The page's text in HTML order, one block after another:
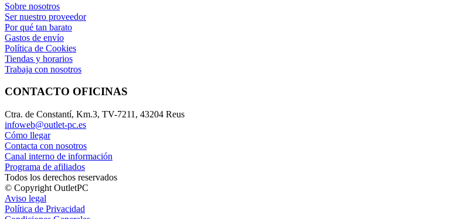
Sobre nosotros
Ser nuestro proveedor
Por qué tan barato
Gastos de envío
Política de Cookies
Tiendas y horarios
Trabaja con nosotros
CONTACTO OFICINAS
Ctra. de Constantí, Km.3, TV-7211, 43204 Reus
infoweb@outlet-pc.es
Cómo llegar
Contacta con nosotros
Canal interno de información
Programa de afiliados
Todos los derechos reservados
© Copyright OutletPC
Aviso legal
Política de Privacidad